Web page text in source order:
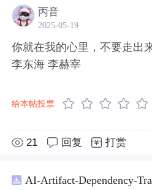
丙音
2025-05-19
你就在我的心里，不要走
李东海 李赫宰
给本帖投票
21 回复 打赏